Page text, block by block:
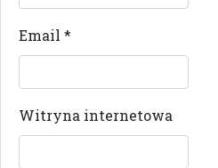
Email *
Witryna internetowa